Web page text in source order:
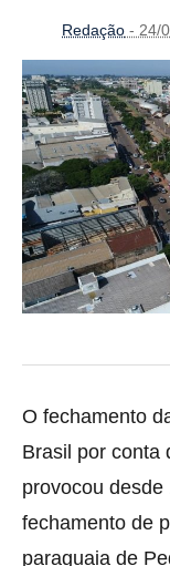
Redação - 24/
O fechamento
Brasil por conta
provocou
fechamento de
paraguaia de